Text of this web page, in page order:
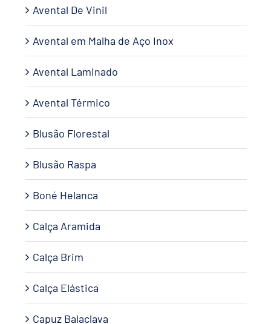
Avental De Vinil
Avental em Malha de Aço Inox
Avental Laminado
Avental Térmico
Blusão Florestal
Blusão Raspa
Boné Helanca
Calça Aramida
Calça Brim
Calça Elástica
Capuz Balaclava